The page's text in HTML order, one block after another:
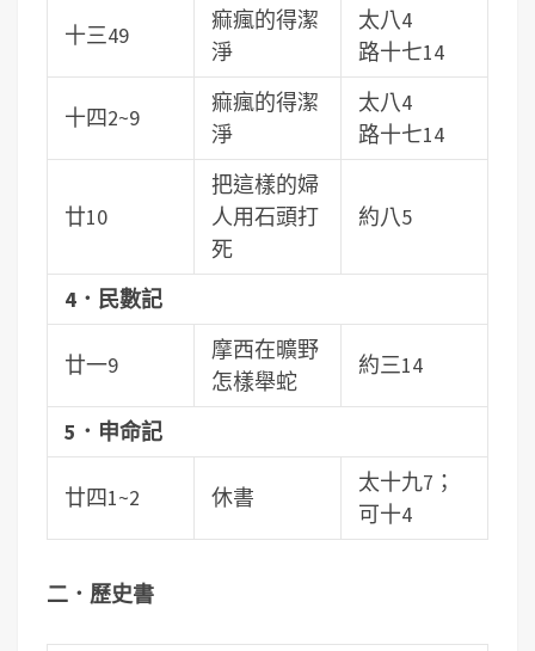
十三49
痲瘋的得潔
淨
太八4
路十七14
十四2~9
痲瘋的得潔
淨
太八4
路十七14
廿10
把這樣的婦
人用石頭打
死
約八5
4．民數記
廿一9
摩西在曠野
怎樣舉蛇
約三14
5．申命記
廿四1~2 休書
太十九7；
可十4
二．歷史書